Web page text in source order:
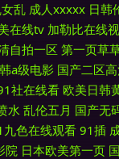
乱 成人xxxxx 日韩
在线tv 加勒比在线
自拍一区 第一页草
a级电影 国产二区
社在线看 欧美日韩
水 乱伦五月 国产无
九色在线观看 91插
院 日本欧美第一页